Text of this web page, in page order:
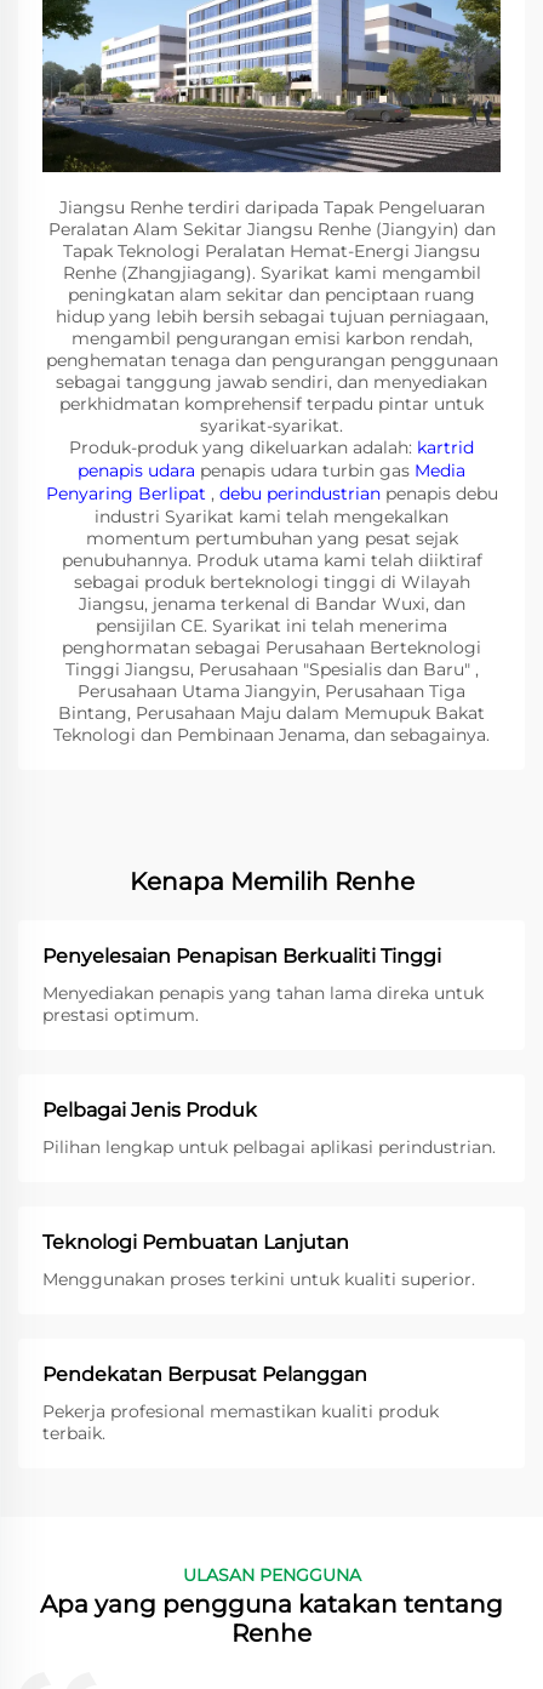
Jiangsu Renhe terdiri daripada Tapak Pengeluaran
Peralatan Alam Sekitar Jiangsu Renhe (Jiangyin) dan
Tapak Teknologi Peralatan Hemat-Energi Jiangsu
Renhe (Zhangjiagang). Syarikat kami mengambil
peningkatan alam sekitar dan penciptaan ruang
hidup yang lebih bersih sebagai tujuan perniagaan,
mengambil pengurangan emisi karbon rendah,
penghematan tenaga dan pengurangan penggunaan
sebagai tanggung jawab sendiri, dan menyediakan
perkhidmatan komprehensif terpadu pintar untuk
syarikat-syarikat.
Produk-produk yang dikeluarkan adalah: kartrid
penapis udara penapis udara turbin gas Media
Penyaring Berlipat , debu perindustrian penapis debu
industri Syarikat kami telah mengekalkan
momentum pertumbuhan yang pesat sejak
penubuhannya. Produk utama kami telah diiktiraf
sebagai produk berteknologi tinggi di Wilayah
Jiangsu, jenama terkenal di Bandar Wuxi, dan
pensijilan CE. Syarikat ini telah menerima
penghormatan sebagai Perusahaan Berteknologi
Tinggi Jiangsu, Perusahaan "Spesialis dan Baru" ,
Perusahaan Utama Jiangyin, Perusahaan Tiga
Bintang, Perusahaan Maju dalam Memupuk Bakat
Teknologi dan Pembinaan Jenama, dan sebagainya.
Kenapa Memilih Renhe
Penyelesaian Penapisan Berkualiti Tinggi
Menyediakan penapis yang tahan lama direka untuk
prestasi optimum.
Pelbagai Jenis Produk
Pilihan lengkap untuk pelbagai aplikasi perindustrian.
Teknologi Pembuatan Lanjutan
Menggunakan proses terkini untuk kualiti superior.
Pendekatan Berpusat Pelanggan
Pekerja profesional memastikan kualiti produk
terbaik.
ULASAN PENGGUNA
Apa yang pengguna katakan tentang
Renhe